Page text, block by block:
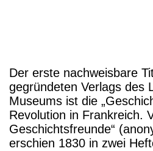
Der erste nachweisbare
gegründeten Verlags des
Museums ist die
Revolution in Frankreich.
Geschichtsfreunde“
erschien 1830 in zwei